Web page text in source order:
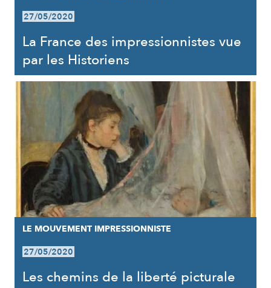
27/05/2020
La France des impressionnistes vue
par les Historiens
LE MOUVEMENT IMPRESSIONNISTE
27/05/2020
Les chemins de la liberté picturale